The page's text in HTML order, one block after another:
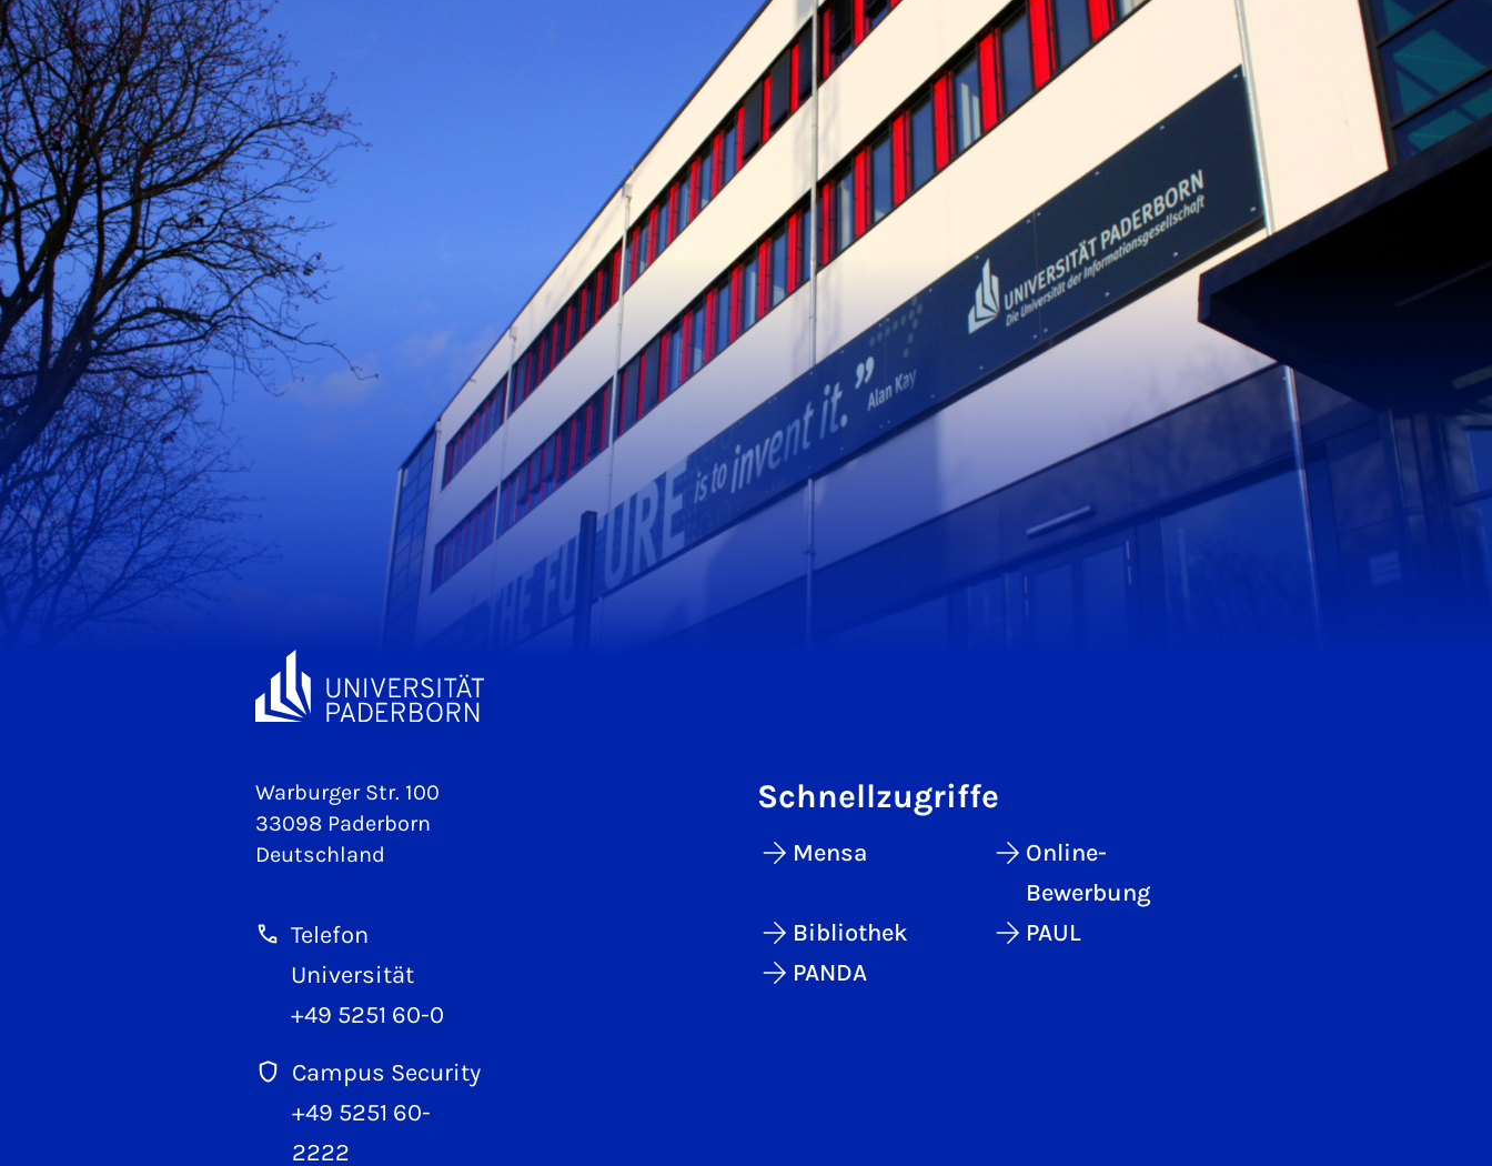
Warburger Str. 100
33098 Paderborn
Deutschland
Telefon
Universität
+49 5251 60-0
Campus Security
+49 5251 60-
2222
Schnellzugriffe
Mensa
Online-
Bewerbung
Bibliothek
PAUL
PANDA